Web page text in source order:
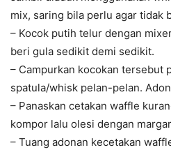
mix, saring bila perlu agar tidak
– Kocok putih telur dengan
beri gula sedikit demi sedikit.
– Campurkan kocokan tersebut
spatula/whisk pelan-pelan.
– Panaskan cetakan waffle
kompor lalu olesi dengan
– Tuang adonan kecetakan